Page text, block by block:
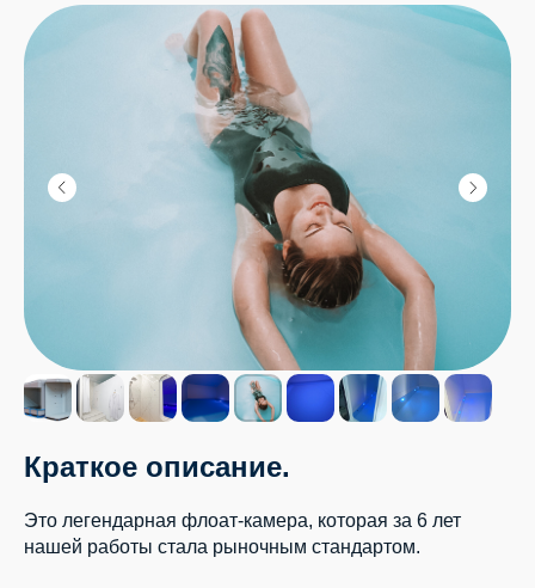
Краткое описание.
Это легендарная флоат-камера, которая за 6 лет
нашей работы стала рыночным стандартом.